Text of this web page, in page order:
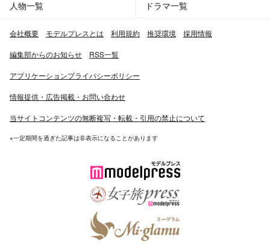
人物一覧 ドラマ一覧
会社概要 モデルプレスとは 利用規約 推奨環境 採用情報
編集部からのお知らせ RSS一覧
アプリケーションプライバシーポリシー
情報提供・広告掲載・お問い合わせ
当サイトコンテンツの無断複写・転載・引用の禁止について
※一定期間を過ぎた記事は非表示になることがあります